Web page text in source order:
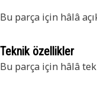
Bu parça için hâlâ
Teknik özellikler
Bu parça için hâlâ